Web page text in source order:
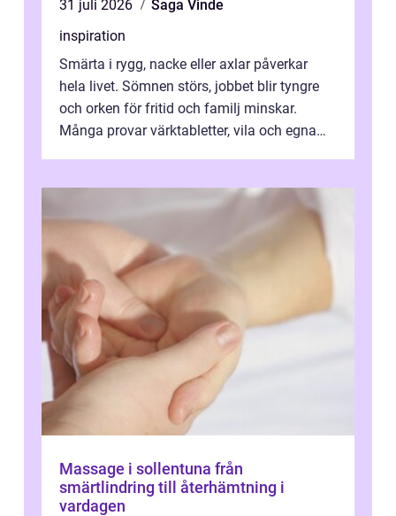
31 juli 2026
Saga Vinde
inspiration
Smärta i rygg, nacke eller axlar påverkar
hela livet. Sömnen störs, jobbet blir tyngre
och orken för fritid och familj minskar.
Många provar värktabletter, vila och egna
Massage i sollentuna från
smärtlindring till återhämtning i
vardagen